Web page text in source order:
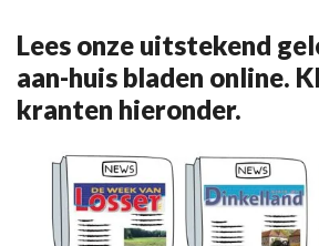
Lees onze uitstekend
aan-huis bladen online.
kranten hieronder.